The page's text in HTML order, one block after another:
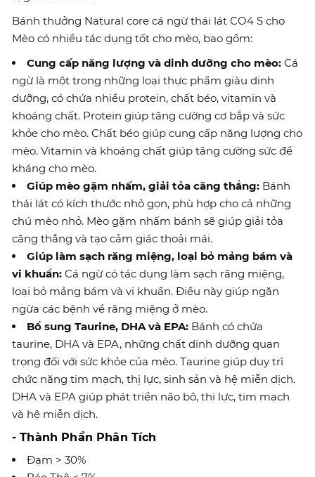
Bánh thưởng Natural core cá ngừ thái lát CO4 S cho
Mèo có nhiều tác dụng tốt cho mèo, bao gồm:
Cung cấp năng lượng và dinh dưỡng cho mèo: Cá
ngừ là một trong những loại thực phẩm giàu dinh
dưỡng, có chứa nhiều protein, chất béo, vitamin và
khoáng chất. Protein giúp tăng cường cơ bắp và sức
khỏe cho mèo. Chất béo giúp cung cấp năng lượng cho
mèo. Vitamin và khoáng chất giúp tăng cường sức đề
kháng cho mèo.
Giúp mèo gặm nhấm, giải tỏa căng thẳng: Bánh
thái lát có kích thước nhỏ gọn, phù hợp cho cả những
chú mèo nhỏ. Mèo gặm nhấm bánh sẽ giúp giải tỏa
căng thẳng và tạo cảm giác thoải mái.
Giúp làm sạch răng miệng, loại bỏ mảng bám và
vi khuẩn: Cá ngừ có tác dụng làm sạch răng miệng,
loại bỏ mảng bám và vi khuẩn. Điều này giúp ngăn
ngừa các bệnh về răng miệng ở mèo.
Bổ sung Taurine, DHA và EPA: Bánh có chứa
taurine, DHA và EPA, những chất dinh dưỡng quan
trọng đối với sức khỏe của mèo. Taurine giúp duy trì
chức năng tim mạch, thị lực, sinh sản và hệ miễn dịch.
DHA và EPA giúp phát triển não bộ, thị lực, tim mạch
và hệ miễn dịch.
- Thành Phần Phân Tích
Đạm > 30%